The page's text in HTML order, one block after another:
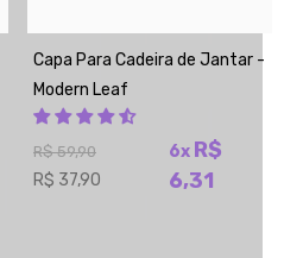
Capa Para Cadeira de Jantar -
Modern Leaf
R$ 59,90
R$ 37,90
6x R$
6,31